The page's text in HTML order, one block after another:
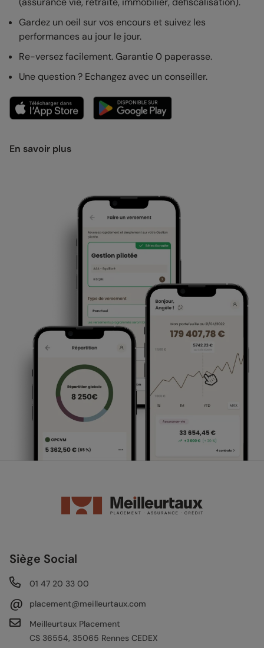
Gardez un oeil sur vos encours et suivez les
performances au jour le jour.
Re-versez facilement. Garantie 0 paperasse.
Une question ? Echangez avec un conseiller.
En savoir plus
Siège Social
01 47 20 33 00
@
placement@meilleurtaux.com
Meilleurtaux Placement
CS 36554, 35065 Rennes CEDEX